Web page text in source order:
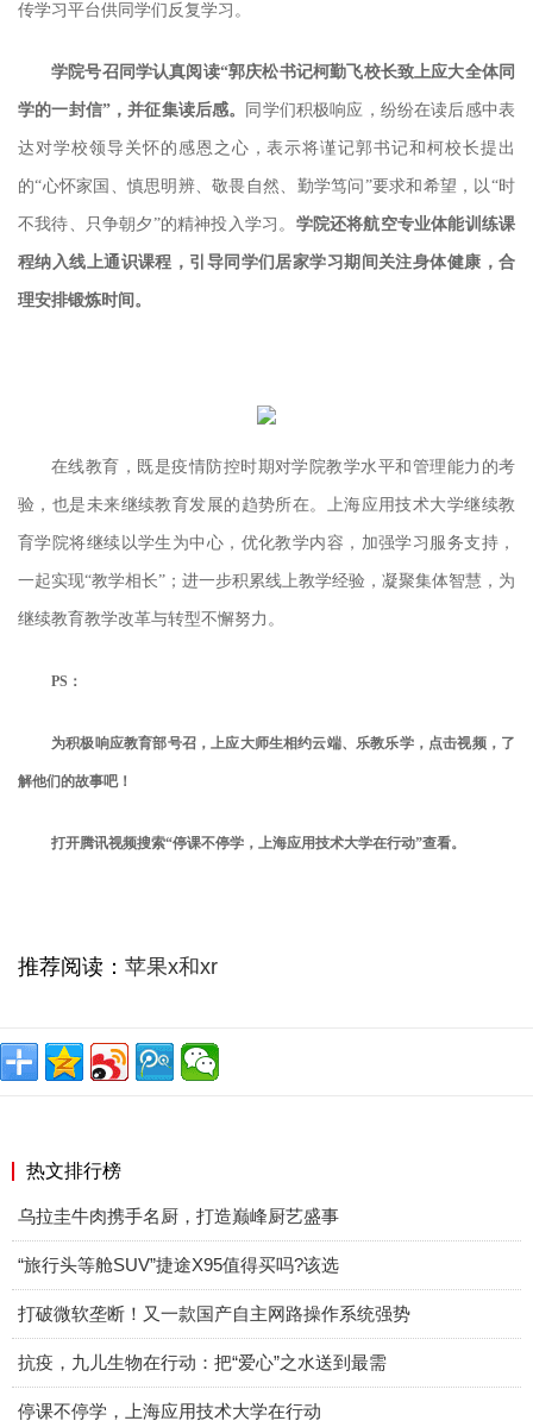
传学习平台供同学们反复学习。
学院号召同学认真阅读“郭庆松书记柯勤飞校长致上应大全体同
学的一封信”，并征集读后感。 同学们积极响应，纷纷在读后感中表
达对学校领导关怀的感恩之心，表示将谨记郭书记和柯校长提出
的“心怀家国、慎思明辨、敬畏自然、勤学笃问”要求和希望，以“时
不我待、只争朝夕”的精神投入学习。 学院还将航空专业体能训练课
程纳入线上通识课程，引导同学们居家学习期间关注身体健康，合
理安排锻炼时间。
在线教育，既是疫情防控时期对学院教学水平和管理能力的考
验，也是未来继续教育发展的趋势所在。上海应用技术大学继续教
育学院将继续以学生为中心，优化教学内容，加强学习服务支持，
一起实现“教学相长”；进一步积累线上教学经验，凝聚集体智慧，为
继续教育教学改革与转型不懈努力。
PS ：
为积极响应教育部号召，上应大师生相约云端、乐教乐学，点击视频，了
解他们的故事吧！
打开腾讯视频搜索“停课不停学，上海应用技术大学在行动”查看。
推荐阅读： 苹果x和xr
热文排行榜
乌拉圭牛肉携手名厨，打造巅峰厨艺盛事
“旅行头等舱SUV”捷途X95值得买吗?该选
打破微软垄断！又一款国产自主网路操作系统强势
抗疫，九儿生物在行动：把“爱心”之水送到最需
停课不停学，上海应用技术大学在行动